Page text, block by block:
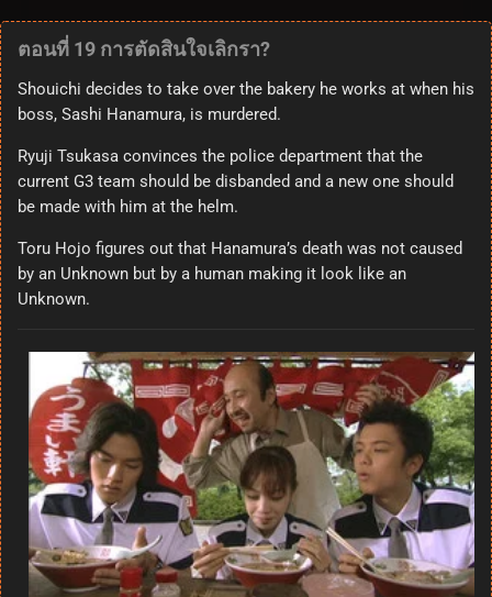
ตอนที่ 19 การตัดสินใจเลิกรา?
Shouichi decides to take over the bakery he works at when his
boss, Sashi Hanamura, is murdered.
Ryuji Tsukasa convinces the police department that the
current G3 team should be disbanded and a new one should
be made with him at the helm.
Toru Hojo figures out that Hanamura’s death was not caused
by an Unknown but by a human making it look like an
Unknown.